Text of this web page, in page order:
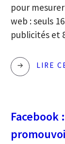
pour
web : seuls
publicités et
LIRE
Facebook